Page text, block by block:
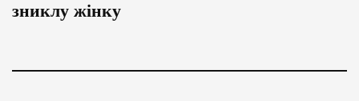
зниклу жінку